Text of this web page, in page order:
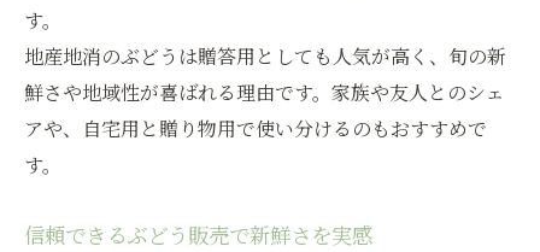
す。
地産地消のぶどうは贈答用としても人気が高く、旬の新
鮮さや地域性が喜ばれる理由です。家族や友人とのシェ
アや、自宅用と贈り物用で使い分けるのもおすすめで
す。
信頼できるぶどう販売で新鮮さを実感